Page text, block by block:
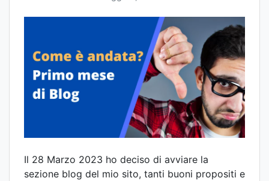
Il 28 Marzo 2023 ho deciso di avviare la
sezione blog del mio sito, tanti buoni propositi e